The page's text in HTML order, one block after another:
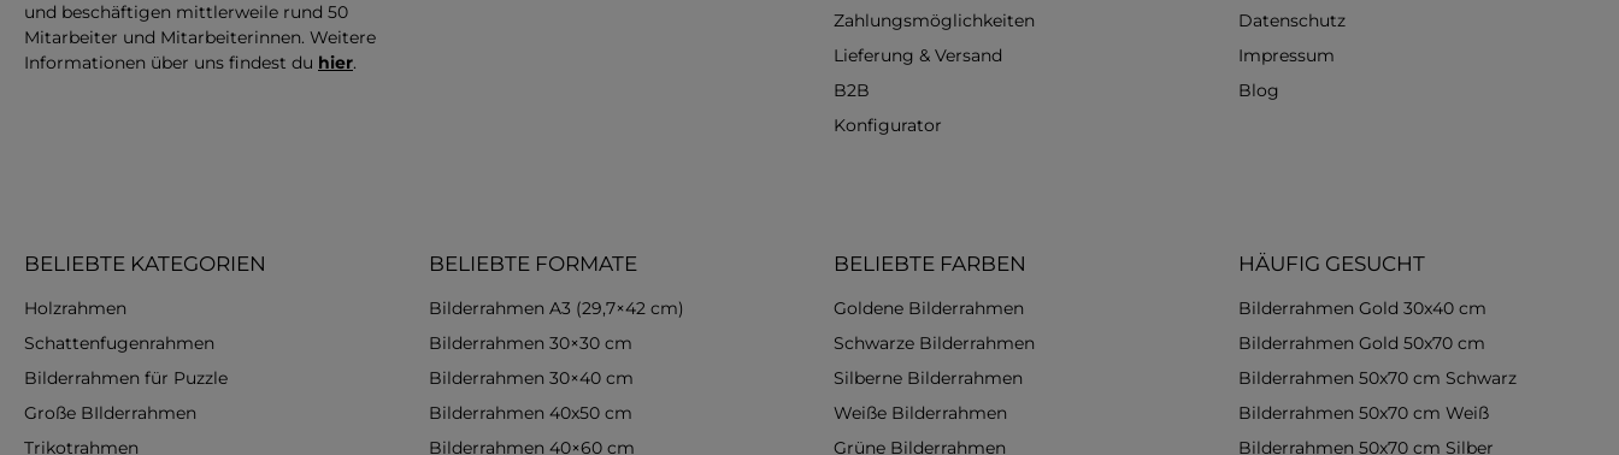
Zahlungsmöglichkeiten
Lieferung & Versand
B2B
Konfigurator
Datenschutz
Impressum
Blog
BELIEBTE KATEGORIEN
Holzrahmen
Schattenfugenrahmen
Bilderrahmen für Puzzle
Große BIlderrahmen
Trikotrahmen
BELIEBTE FORMATE
Bilderrahmen A3 (29,7×42 cm)
Bilderrahmen 30×30 cm
Bilderrahmen 30×40 cm
Bilderrahmen 40x50 cm
Bilderrahmen 40×60 cm
BELIEBTE FARBEN
Goldene Bilderrahmen
Schwarze Bilderrahmen
Silberne Bilderrahmen
Weiße Bilderrahmen
Grüne Bilderrahmen
HÄUFIG GESUCHT
Bilderrahmen Gold 30x40 cm
Bilderrahmen Gold 50x70 cm
Bilderrahmen 50x70 cm Schwarz
Bilderrahmen 50x70 cm Weiß
Bilderrahmen 50x70 cm Silber
und beschäftigen mittlerweile rund 50
Mitarbeiter und Mitarbeiterinnen. Weitere
Informationen über uns findest du hier.